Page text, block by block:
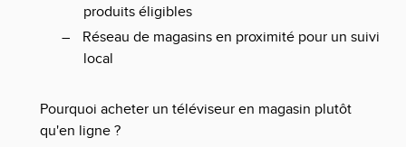
produits éligibles
–
Réseau de magasins en proximité pour un suivi
local
Pourquoi acheter un téléviseur en magasin plutôt
qu'en ligne ?